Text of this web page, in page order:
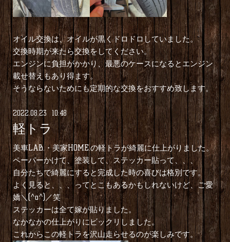
オイル交換は、オイルが黒くドロドロしていました。
交換時期が来たら交換をしてください。
エンジンに負担がかかり、最悪のケースになるとエンジン
載せ替えもあり得ます。
そうならないためにも定期的な交換をおすすめ致します。
2022 08.23 10:48
軽トラ
美車LAB.・美家HOME.の軽トラが綺麗に仕上がりました。
ペーパーかけて、塗装して、ステッカー貼って、、、
自分たちで綺麗にすると完成した時の喜びは格別です。
よく見ると、、、ってとこもあるかもしれないけど、ご愛
嬌＼(^o^)／笑
ステッカーは全て嫁が貼りました。
なかなかの仕上がりにビックリしました。
これからこの軽トラを沢山走らせるのが楽しみです。